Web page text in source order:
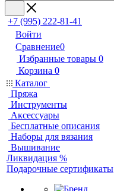
+7 (995) 222-81-41
Войти
Сравнение0
Избранные товары 0
Корзина 0
Каталог
Пряжа
Инструменты
Аксессуары
Бесплатные описания
Наборы для вязания
Вышивание
Ликвидация %
Подарочные сертификаты